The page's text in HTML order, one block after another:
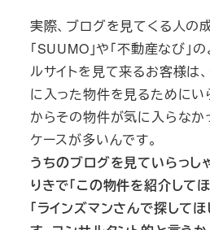
実際、ブログを見てくる人の
「SUUMO」や「不動産なび」
ルサイトを見て来るお客様は
に入った物件を見るためにい
からその物件が気に入らなか
ケースが多いんです。
うちのブログを見ていらっし
りきで「この物件を紹介してほ
「ラインズマンさんで探して